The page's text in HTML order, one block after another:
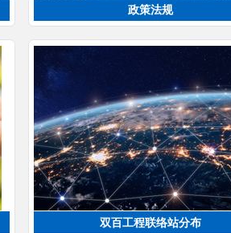
政策法规
双百工程联络站分布